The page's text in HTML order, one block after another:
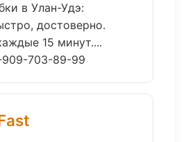
в Улан-Удэ:
достоверно.
15 минут....
703-89-99